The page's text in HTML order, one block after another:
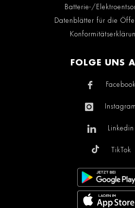
Batterie-/
Datenblätter für die
FOLGE UNS
Facebook
Linkedin
TikTok